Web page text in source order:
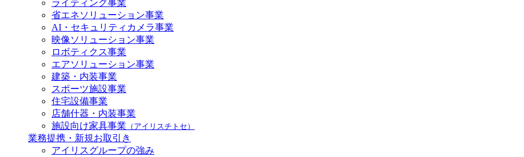
ライティング事業
省エネソリューション事業
AI・セキュリティカメラ事業
映像ソリューション事業
ロボティクス事業
エアソリューション事業
建築・内装事業
スポーツ施設事業
住宅設備事業
店舗什器・内装事業
施設向け家具事業 （アイリスチトセ）
業務提携・新規お取引き
アイリスグループの強み